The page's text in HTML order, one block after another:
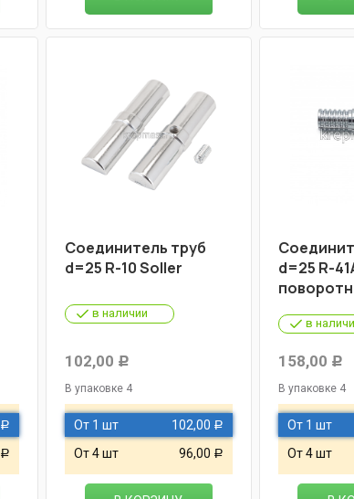
Р
Р
Соединитель труб
d=25 R-10 Soller
в наличии
102,00 Р
В упаковке 4
От 1 шт 102,00 Р
От 4 шт 96,00 Р
d=25 R-
в
158,00 Р
В упаковке 4
От 1 шт
От 4 шт